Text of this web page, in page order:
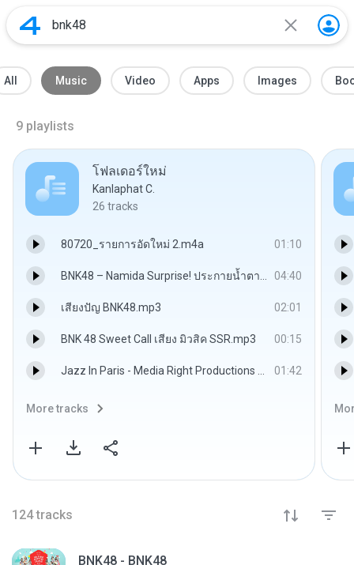
All Music Video Apps Images
9 playlists
โฟลเดอร์ใหม่
Kanlaphat C.
26 tracks
80720_รายการอัดใหม่ 2.m4a 01:10
BNK48 – Namida Surprise! ประกายน้ำตาและรอยยิ้ม (涙サプライズ!) [THA_ROM_ENG_JPN Color Coded Lyrics].mp3 04:40
เสียงปัญ BNK48.mp3 02:01
BNK 48 Sweet Call เสียง มิวสิค SSR.mp3 00:15
Jazz In Paris - Media Right Productions - 128K MP3.mp3 01:42
More tracks
124 tracks
BNK48 - BNK48